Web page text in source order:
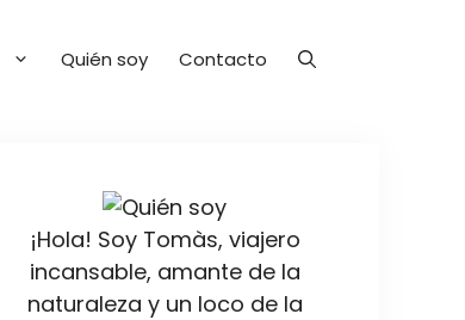
Quién soy Contacto
¡Hola! Soy Tomàs, viajero
incansable, amante de la
naturaleza y un loco de la